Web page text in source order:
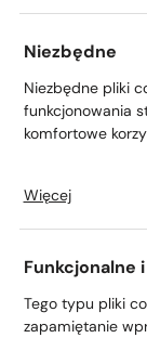
Niezbędne
Niezbędne pliki
funkcjonowania
komfortowe
Pliki cookies
działania w celu
formularzy.
może działać bez
Więcej
Funkcjonalne
Tego typu pliki
zapamiętanie
Opis
INFORMACJE
KONTAKT